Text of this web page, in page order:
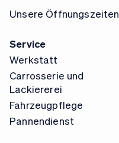
Unsere Öffnungszeiten
Service
Werkstatt
Carrosserie und
Lackiererei
Fahrzeugpflege
Pannendienst